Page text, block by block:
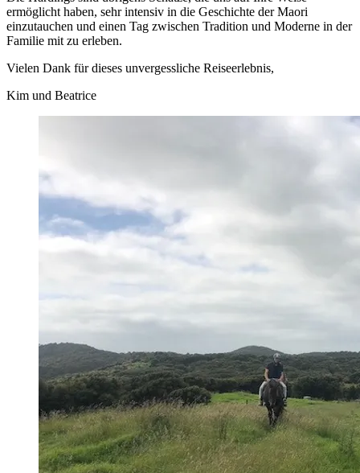
ermöglicht haben, sehr intensiv in die Geschichte der Maori
einzutauchen und einen Tag zwischen Tradition und Moderne in der
Familie mit zu erleben.
Vielen Dank für dieses unvergessliche Reiseerlebnis,
Kim und Beatrice